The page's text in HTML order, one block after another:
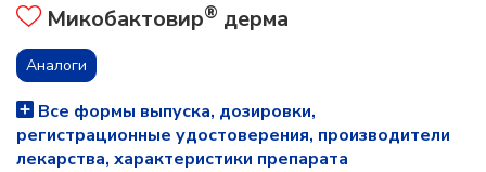
Микобактовир® дерма
Аналоги
Все формы выпуска, дозировки,
регистрационные удостоверения, производители
лекарства, характеристики препарата